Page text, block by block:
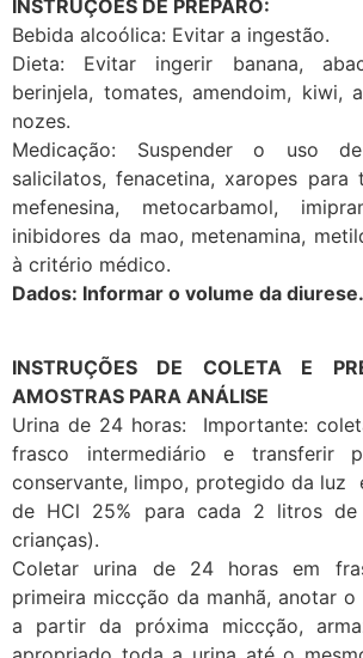
INSTRUÇÕES DE PREPARO:
Bebida alcoólica: Evitar a ingestão.
Dieta: Evitar ingerir banana,
berinjela, tomates, amendoim, kiwi,
nozes.
Medicação: Suspender o uso de
salicilatos, fenacetina, xaropes para
mefenesina, metocarbamol,
inibidores da mao, metenamina,
à critério médico.
Dados: Informar o volume da diurese.
INSTRUÇÕES DE COLETA E
AMOSTRAS PARA ANÁLISE
Urina de 24 horas: Importante:
frasco intermediário e transferir
conservante, limpo, protegido da luz
de HCl 25% para cada 2 litros
crianças).
Coletar urina de 24 horas em
primeira miccção da manhã, anotar
a partir da próxima miccção,